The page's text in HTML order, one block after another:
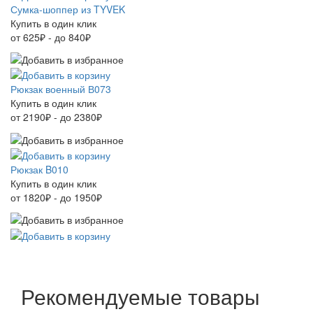
Сумка-шоппер из TYVEK
Купить в один клик
от 625₽ - до 840₽
Рюкзак военный В073
Купить в один клик
от 2190₽ - до 2380₽
Рюкзак B010
Купить в один клик
от 1820₽ - до 1950₽
Рекомендуемые товары